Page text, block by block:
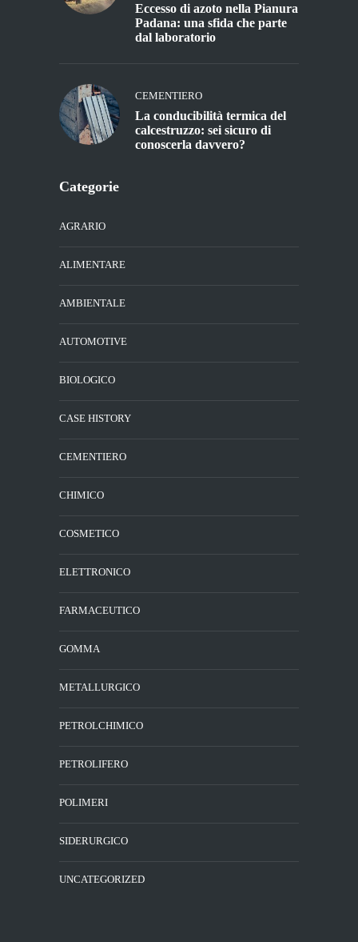
Eccesso di azoto nella Pianura
Padana: una sfida che parte
dal laboratorio
CEMENTIERO
La conducibilità termica del
calcestruzzo: sei sicuro di
conoscerla davvero?
Categorie
AGRARIO
ALIMENTARE
AMBIENTALE
AUTOMOTIVE
BIOLOGICO
CASE HISTORY
CEMENTIERO
CHIMICO
COSMETICO
ELETTRONICO
FARMACEUTICO
GOMMA
METALLURGICO
PETROLCHIMICO
PETROLIFERO
POLIMERI
SIDERURGICO
UNCATEGORIZED